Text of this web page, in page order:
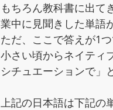
もちろん教科書に出て
業中に見聞きした単語
ただ、ここで答えが1
小さい頃からネイティ
シチュエーションで」
上記の日本語は下記の